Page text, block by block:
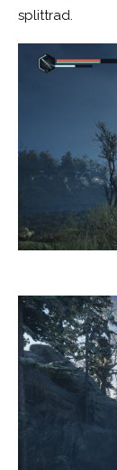
splittrad.